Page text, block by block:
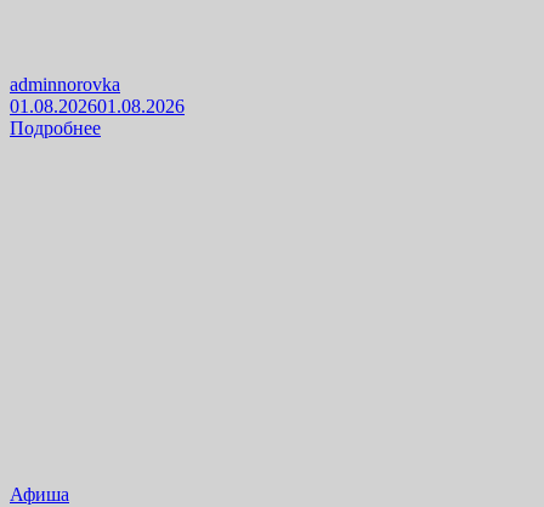
adminnorovka
01.08.202601.08.2026
Подробнее
Афиша